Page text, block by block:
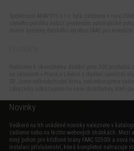
Novinky
Veškeré na trh uváděné novinky naleznete v
zašleme nebo na těchto webových stránkách. Mezi
nový pohon pro křídlové brány FAAC S2500i a nová
instalaci příslušenství , která kompletně nahrazuje